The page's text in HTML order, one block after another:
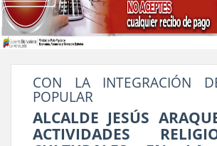
CON LA INTEGRACIÓN
POPULAR
ALCALDE JESÚS
ACTIVIDADES